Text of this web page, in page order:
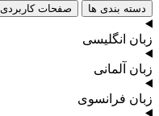
دسته بندی ها صفحات کاربردی
زبان انگلیسی
زبان آلمانی
زبان فرانسوی